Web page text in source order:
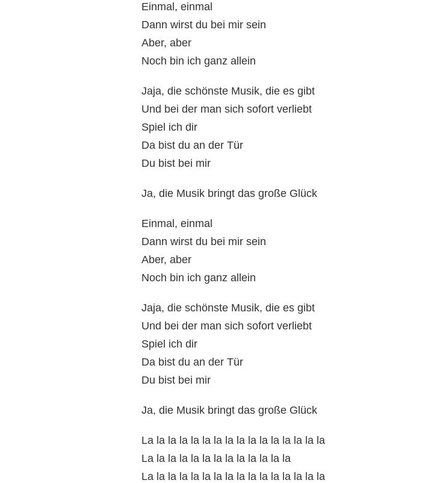
Einmal, einmal
Dann wirst du bei mir sein
Aber, aber
Noch bin ich ganz allein
Jaja, die schönste Musik, die es gibt
Und bei der man sich sofort verliebt
Spiel ich dir
Da bist du an der Tür
Du bist bei mir
Ja, die Musik bringt das große Glück
Einmal, einmal
Dann wirst du bei mir sein
Aber, aber
Noch bin ich ganz allein
Jaja, die schönste Musik, die es gibt
Und bei der man sich sofort verliebt
Spiel ich dir
Da bist du an der Tür
Du bist bei mir
Ja, die Musik bringt das große Glück
La la la la la la la la la la la la la la la la
La la la la la la la la la la la la la
La la la la la la la la la la la la la la la la